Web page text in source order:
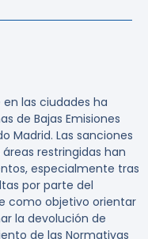
las ciudades ha
de Bajas Emisiones
Madrid. Las sanciones
restringidas han
especialmente tras
por parte del
como objetivo orientar
la devolución de
de las Normativas